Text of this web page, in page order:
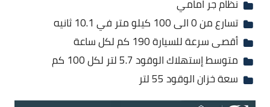
نظام جر امامي
تسارع من 0 الى 100 كيلو متر في 10.1 ثانيه
أقصى سرعة للسيارة 190 كم لكل ساعة
متوسط إستهلاك الوقود 5.7 لتر لكل 100 كم
سعة خزان الوقود 55 لتر